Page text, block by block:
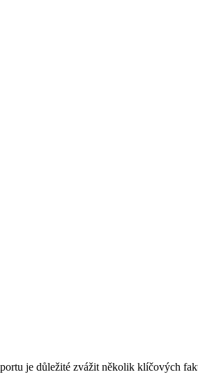
je důležité zvážit několik klíčových